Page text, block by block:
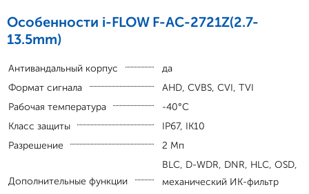
Особенности i-FLOW F-AC-2721Z(2.7-
13.5mm)
Антивандальный корпус
да
Формат сигнала
AHD, CVBS, CVI, TVI
Рабочая температура
-40°С
Класс защиты
IP67, IK10
Разрешение
2 Мп
Дополнительные функции
BLC, D-WDR, DNR, HLC, OSD,
механический ИК-фильтр